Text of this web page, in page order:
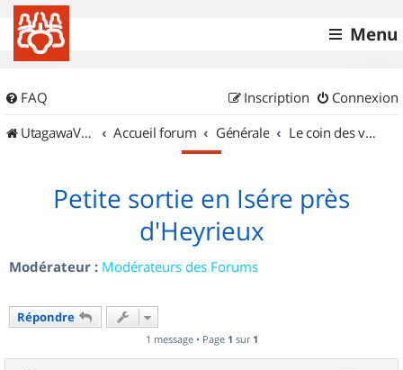
Menu
FAQ Connexion
Inscription
UtagawaVTT (Randos VTT et VTTAE avec traces GPS)
Accueil forum Générale Le coin des vidéastes
Petite sortie en Isére près
d'Heyrieux
Modérateur : Modérateurs des Forums
Répondre
1 message • Page 1 sur 1